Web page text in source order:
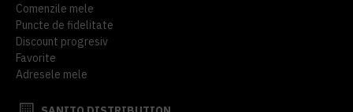
Comenzile mele
Puncte de fidelitate
Discount progresiv
Favorite
Adresele mele